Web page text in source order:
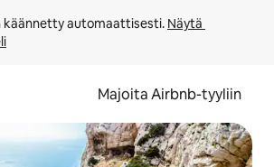
käännetty automaattisesti. Näytä
Majoita Airbnb-tyyliin